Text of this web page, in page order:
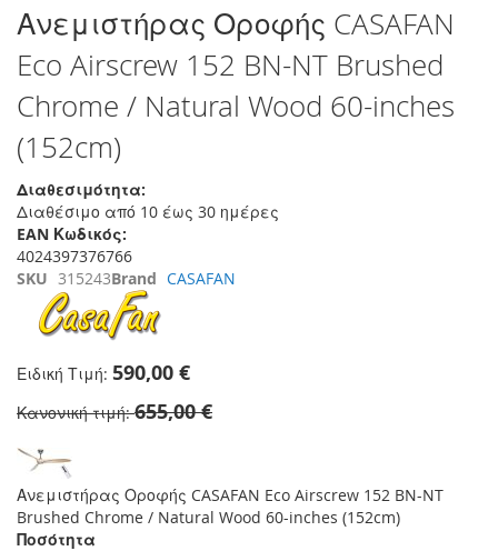
Μετάβαση
στην
αρχή
της
συλλογής
εικόνων
Ανεμιστήρας Οροφής CASAFAN
Eco Airscrew 152 BN-NT Brushed
Chrome / Natural Wood 60-inches
(152cm)
Διαθεσιμότητα:
Διαθέσιμο από 10 έως 30 ημέρες
EAN Κωδικός:
4024397376766
SKU 315243Brand CASAFAN
Ειδική Τιμή 590,00 €
Κανονική τιμή 655,00 €
Ανεμιστήρας Οροφής CASAFAN Eco Airscrew 152 BN-NT
Brushed Chrome / Natural Wood 60-inches (152cm)
Ποσότητα